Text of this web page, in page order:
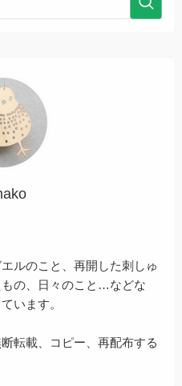
ルのこと、再開した刺しゅ
の、日々のこと…などな
います。
転載、コピー、再配布する